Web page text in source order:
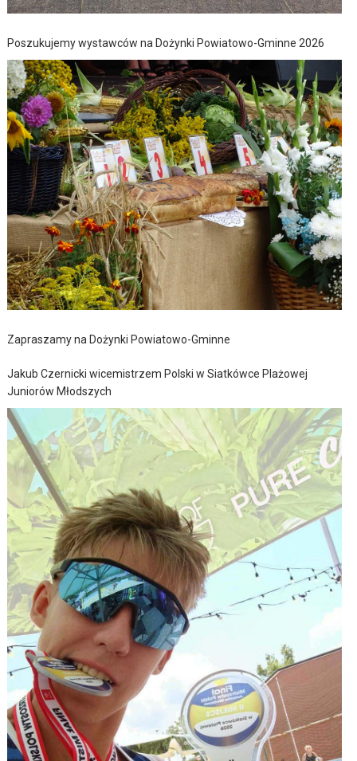
Poszukujemy wystawców na Dożynki Powiatowo-Gminne 2026
Zapraszamy na Dożynki Powiatowo-Gminne
Jakub Czernicki wicemistrzem Polski w Siatkówce Plażowej
Juniorów Młodszych